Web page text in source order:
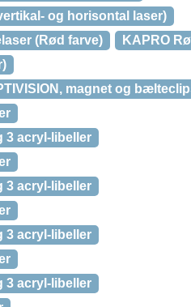
og horisontal laser)
(Rød farve)
KAPRO
magnet og
3 acryl-libeller
3 acryl-libeller
3 acryl-libeller
3 acryl-libeller